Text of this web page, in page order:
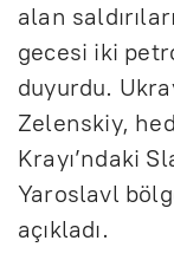
alan
gecesi iki
duyurdu.
Zelenskiy,
Krayı’ndaki
Yaroslavl
açıkladı.